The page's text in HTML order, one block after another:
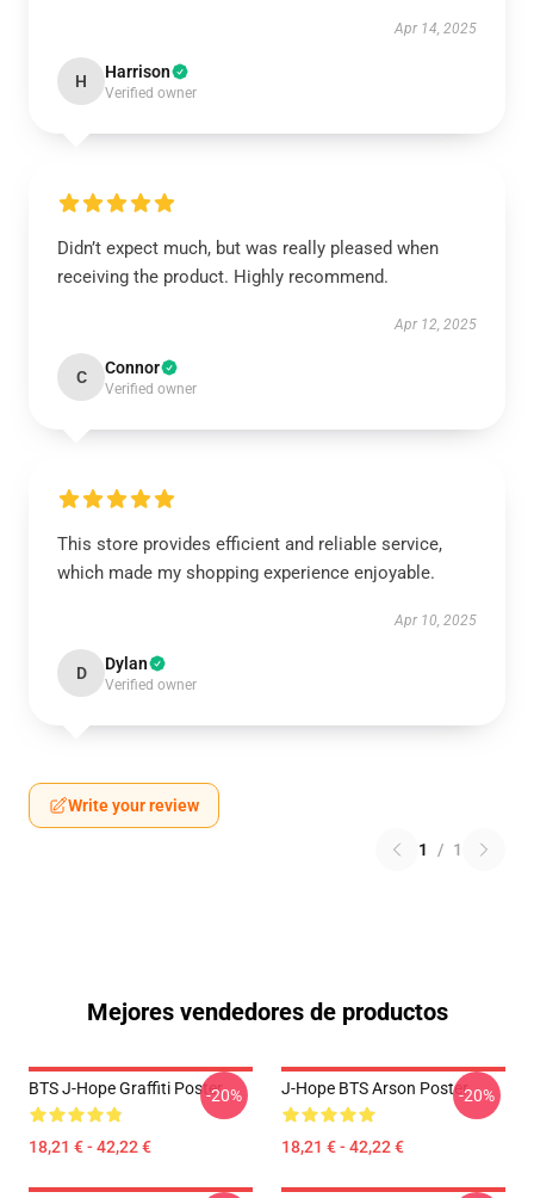
Apr 14, 2025
H Harrison
Verified owner
Didn’t expect much, but was really pleased when
receiving the product. Highly recommend.
Apr 12, 2025
C Connor
Verified owner
This store provides efficient and reliable service,
which made my shopping experience enjoyable.
Apr 10, 2025
D Dylan
Verified owner
Write your review
1 / 1
Mejores vendedores de productos
BTS J-Hope Graffiti Poster
18,21 € - 42,22 €
-20% J-Hope BTS Arson Poster
18,21 € - 42,22 €
-20%